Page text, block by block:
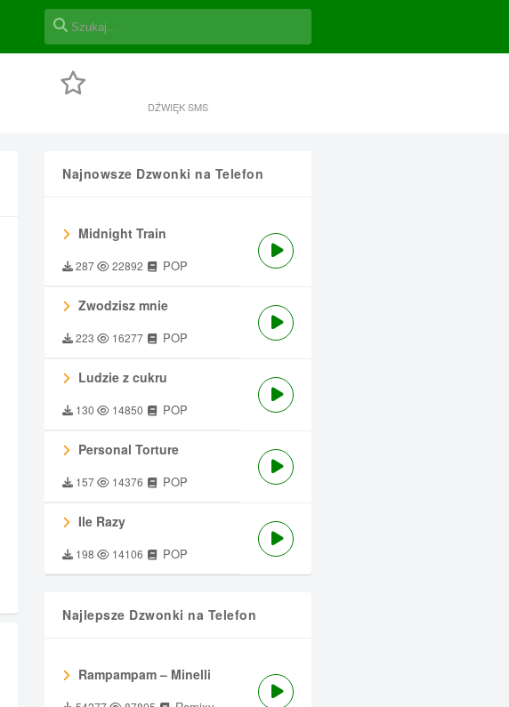
DŹWIĘK SMS
Najnowsze Dzwonki na Telefon
Midnight Train
287 22892 POP
Zwodzisz mnie
223 16277 POP
Ludzie z cukru
130 14850 POP
Personal Torture
157 14376 POP
Ile Razy
198 14106 POP
Najlepsze Dzwonki na Telefon
Rampampam – Minelli